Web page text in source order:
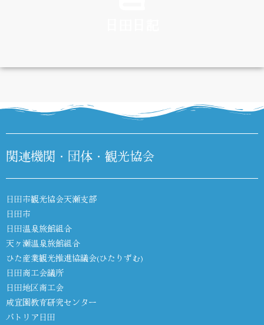
DIARY
関連機関・団体・観光協会
日田市観光協会天瀬支部
日田市
日田温泉旅館組合
天ヶ瀬温泉旅館組合
ひた産業観光推進協議会(ひたりずむ)
日田商工会議所
日田地区商工会
咸宜園教育研究センター
パトリア日田